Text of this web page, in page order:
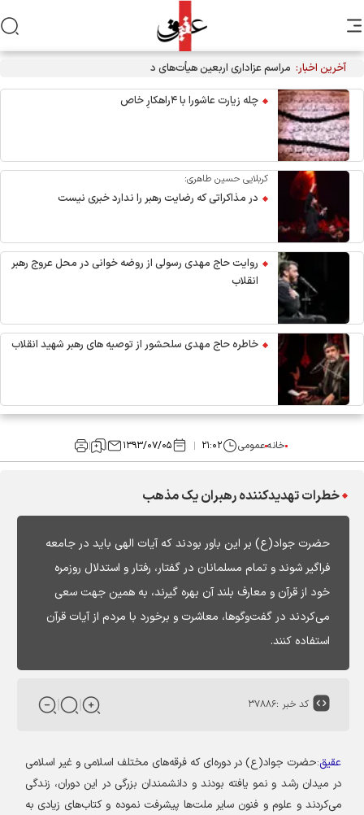
آخرین اخبار: مراسم عزاداری اربعین هیأت‌های دانشجویی در جوار محل شهادت
رهبر انقلاب
چله زیارت عاشورا با ۴راهکارِ خاص
کربلایی حسین طاهری:
در مذاکراتی که رضایت رهبر را ندارد خبری نیست
روایت حاج مهدی رسولی از روضه خوانی در محل عروج رهبر
انقلاب
خاطره حاج مهدی سلحشور از توصیه های رهبر شهید انقلاب
خانهعمومی ۲۱:۰۲ ۱۳۹۳/۰۷/۰۵
خطرات تهدیدکننده رهبران یک مذهب
حضرت جواد(ع) بر این باور بودند که آیات الهی باید در جامعه
فراگیر شوند و تمام مسلمانان در گفتار، رفتار و استدلال‌ روزمره
خود از قرآن و معارف بلند آن بهره گیرند، به همین جهت‏ سعی
می‏‌کردند در گفت‌وگوها، معاشرت و برخورد با مردم از آیات قرآن
استفاده کنند.
کد خبر :۳۷۸۸۶
عقیق:حضرت جواد(ع) در دوره‌ای که فرقه‌های مختلف اسلامی و غیر اسلامی
در میدان رشد و نمو یافته بودند و دانشمندان بزرگی در این دوران، زندگی
می‌کردند و علوم و فنون سایر ملت‌ها پیشرفت نموده و کتاب‌های زیادی به